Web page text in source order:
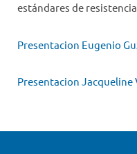
estándares de
Presentacion Eugenio
Presentacion Jacqueline